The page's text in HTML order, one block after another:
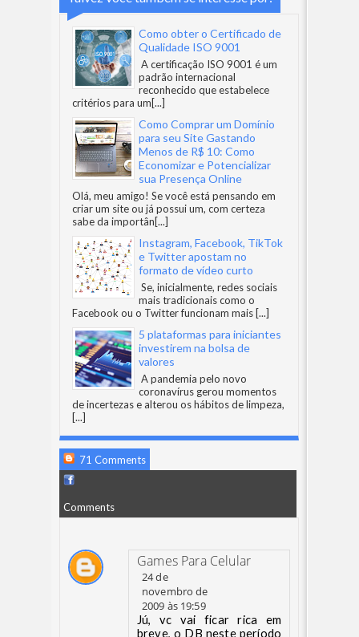
Como obter o Certificado de
Qualidade ISO 9001
A certificação ISO 9001 é um
padrão internacional
reconhecido que estabelece
critérios para um[...]
Como Comprar um Domínio
para seu Site Gastando
Menos de R$ 10: Como
Economizar e Potencializar
sua Presença Online
Olá, meu amigo! Se você está pensando em
criar um site ou já possui um, com certeza
sabe da importân[...]
Instagram, Facebook, TikTok
e Twitter apostam no
formato de vídeo curto
Se, inicialmente, redes sociais
mais tradicionais como o
Facebook ou o Twitter funcionam mais [...]
5 plataformas para iniciantes
investirem na bolsa de
valores
A pandemia pelo novo
coronavírus gerou momentos
de incertezas e alterou os hábitos de limpeza,
[...]
71 Comments
Comments
Games Para Celular
24 de
novembro de
2009 às 19:59
Jú, vc vai ficar rica em
breve, o DB neste período